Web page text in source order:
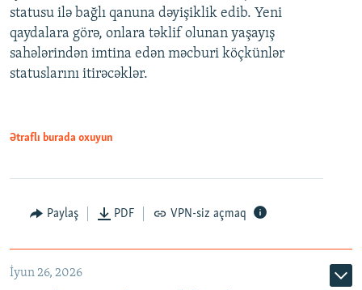
Auto 240p 360p 480p
720p 1080p
480p
720p
statusu ilə bağlı qanuna dəyişiklik edib. Yeni
qaydalara görə, onlara təklif olunan yaşayış
sahələrindən imtina edən məcburi köçkünlər
statuslarını itirəcəklər.
Ətraflı burada oxuyun
Paylaş PDF VPN-siz açmaq
İyun 26, 2026